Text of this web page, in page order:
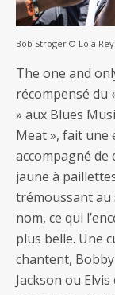
Bob Stroger © Lola
The one and
récompensé du
» aux Blues
Meat », fait une
accompagné de
jaune à
trémoussant au
nom, ce qui
plus belle. Une
chantent,
Jackson ou